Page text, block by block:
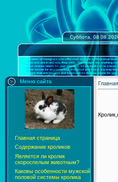
Суббота,
Меню сайта
Главная страница
Содержание кроликов
Является ли кролик
скороспелым животным?
Каковы особенности мужской
половой системы кролика
Главная